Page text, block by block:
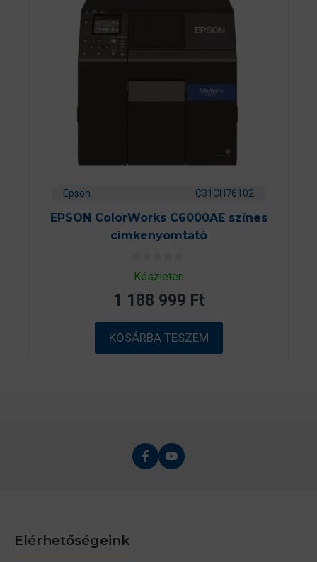
Epson C31CH76102
EPSON ColorWorks C6000AE színes
címkenyomtató
0
a
b
ő
l
Készleten
1 188 999 Ft
KOSÁRBA TESZEM
Elérhetőségeink